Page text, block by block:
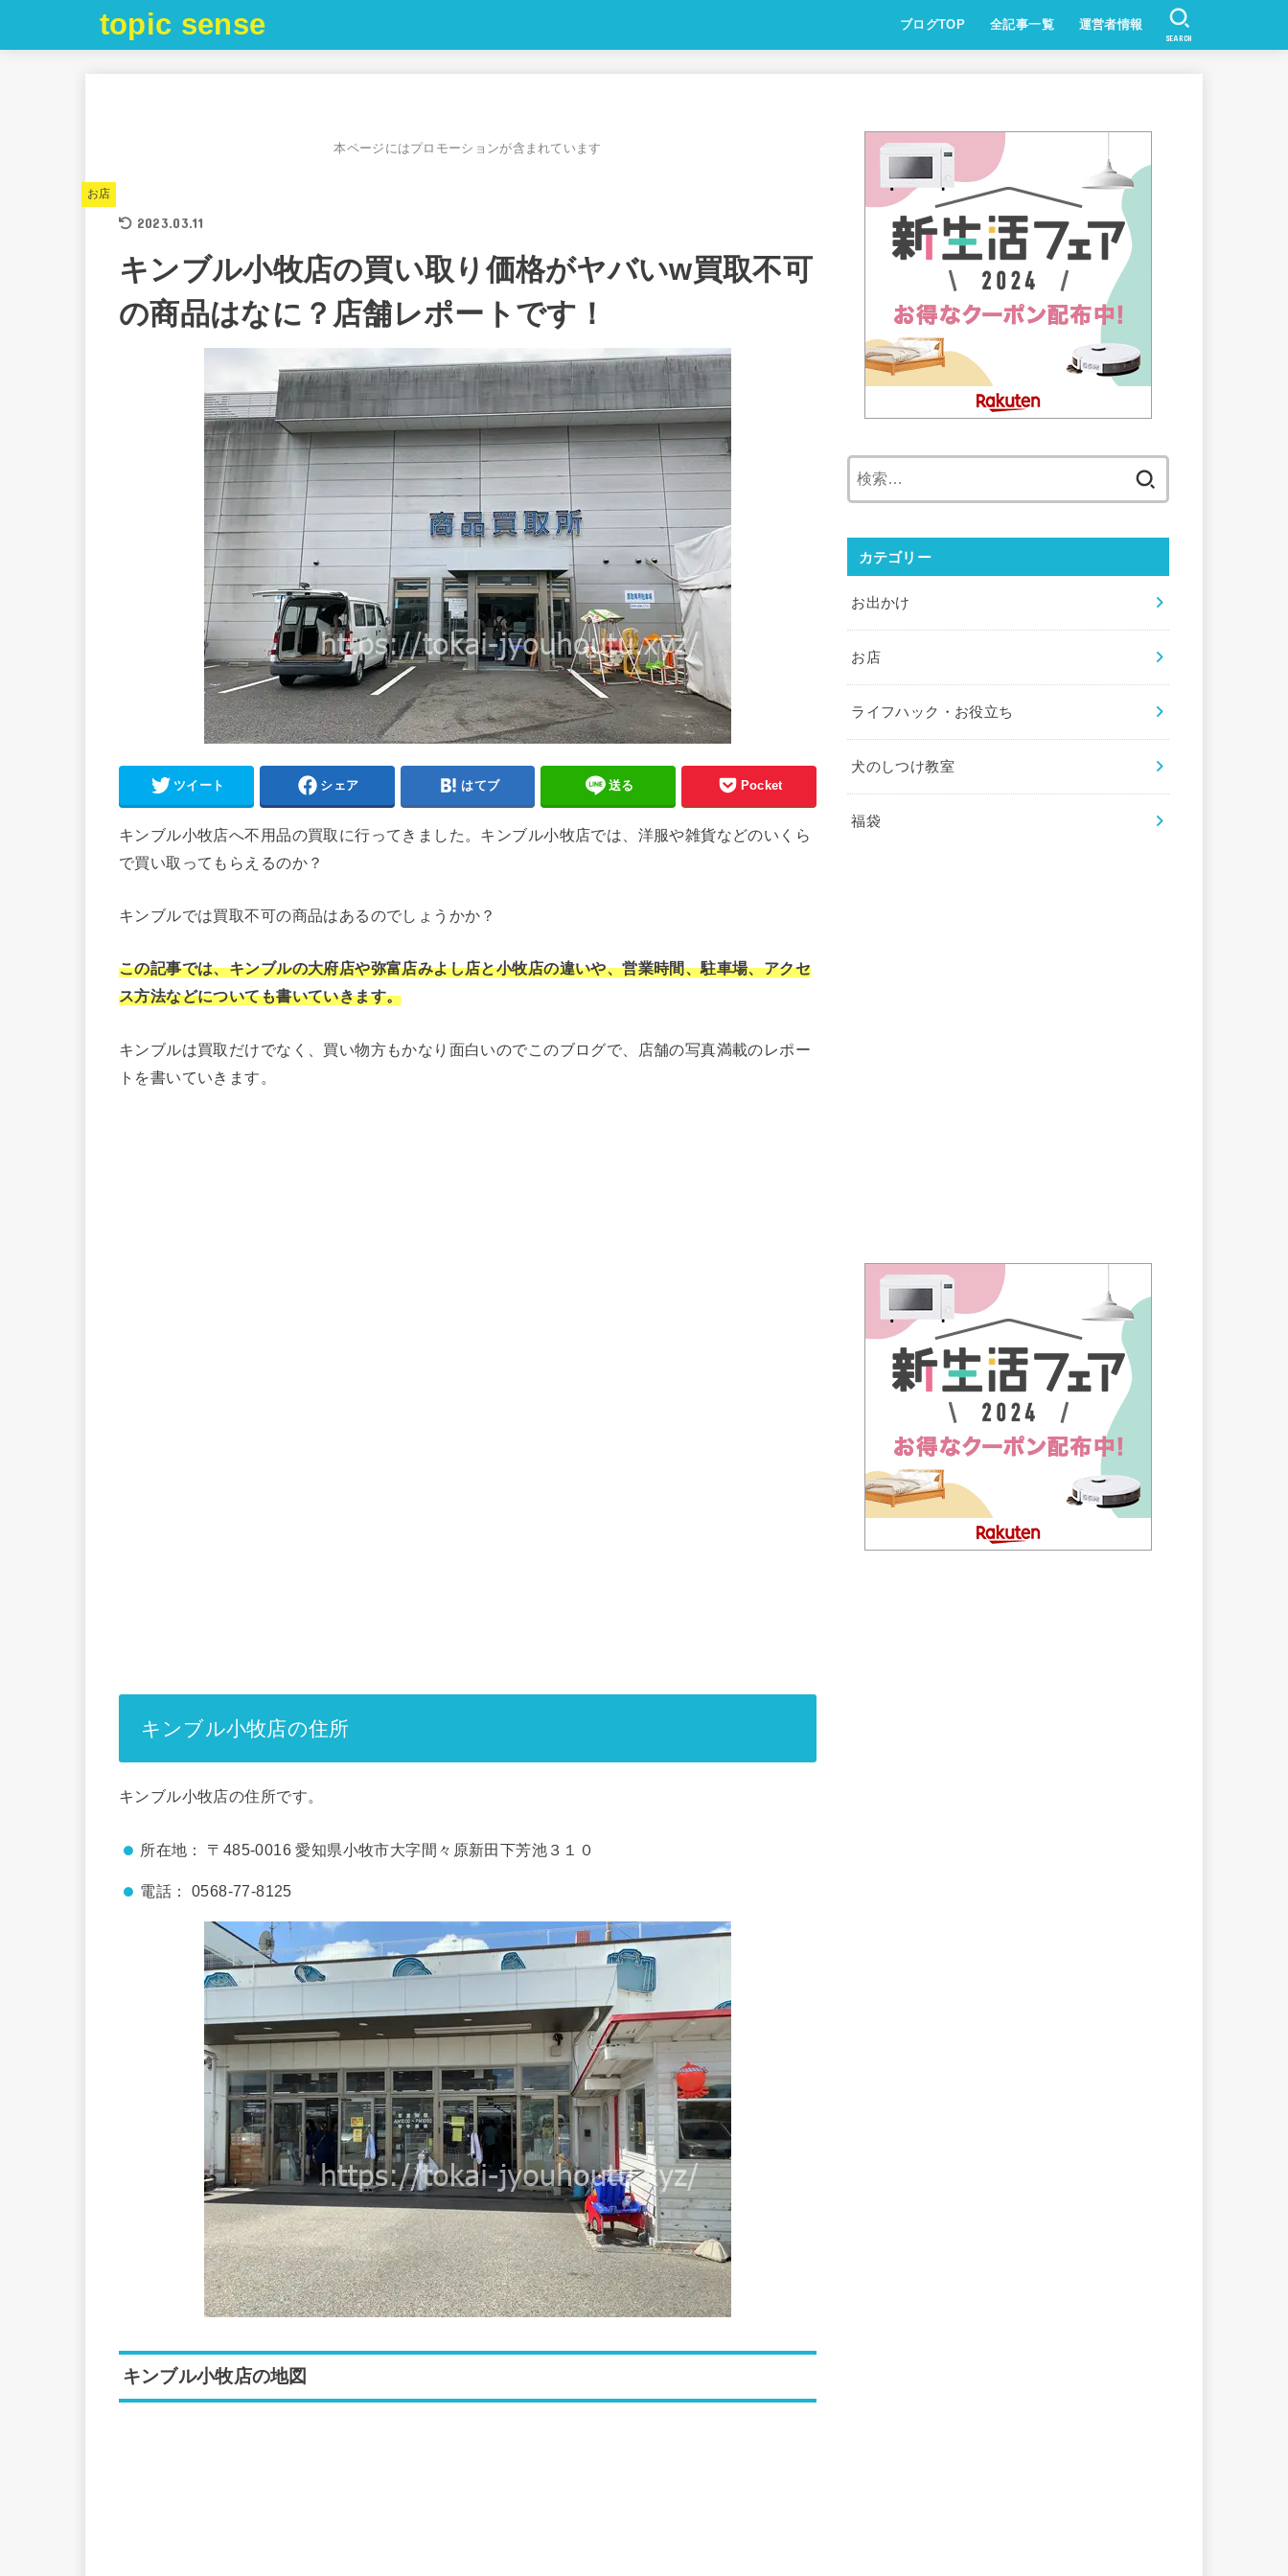
topic sense ブログTOP 全記事一覧 運営者情報
SEARCH
本ページにはプロモーションが含まれています
お店
2023.03.11
キンブル小牧店の買い取り価格がヤバいw買取不可
の商品はなに？店舗レポートです！
ツイート シェア はてブ 送る Pocket
キンブル小牧店へ不用品の買取に行ってきました。キンブル小牧店では、洋服や雑貨などのいくら
で買い取ってもらえるのか？
キンブルでは買取不可の商品はあるのでしょうかか？
この記事では、キンブルの大府店や弥富店みよし店と小牧店の違いや、営業時間、駐車場、アクセ
ス方法などについても書いていきます。
キンブルは買取だけでなく、買い物方もかなり面白いのでこのブログで、店舗の写真満載のレポー
トを書いていきます。
キンブル小牧店の住所
キンブル小牧店の住所です。
所在地： 〒485-0016 愛知県小牧市大字間々原新田下芳池３１０
電話： 0568-77-8125
キンブル小牧店の地図
カテゴリー
お出かけ
お店
ライフハック・お役立ち
犬のしつけ教室
福袋